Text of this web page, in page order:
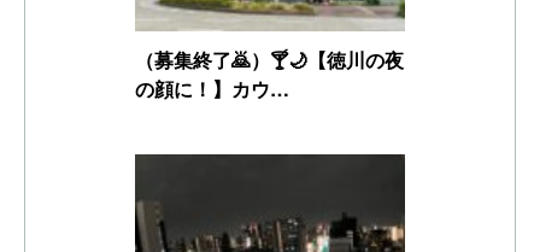
（募集終了🙇）🍸🌙【徳川の夜
の顔に！】カウ…